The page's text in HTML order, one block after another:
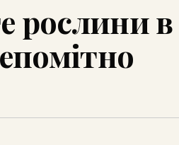
рослини в